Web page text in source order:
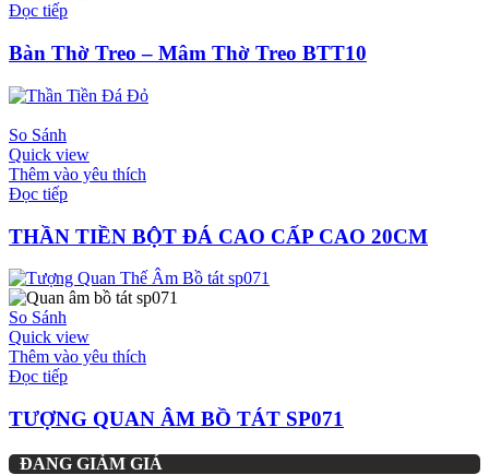
Đọc tiếp
Bàn Thờ Treo – Mâm Thờ Treo BTT10
So Sánh
Quick view
Thêm vào yêu thích
Đọc tiếp
THẦN TIỀN BỘT ĐÁ CAO CẤP CAO 20CM
So Sánh
Quick view
Thêm vào yêu thích
Đọc tiếp
TƯỢNG QUAN ÂM BỒ TÁT SP071
ĐANG GIẢM GIÁ